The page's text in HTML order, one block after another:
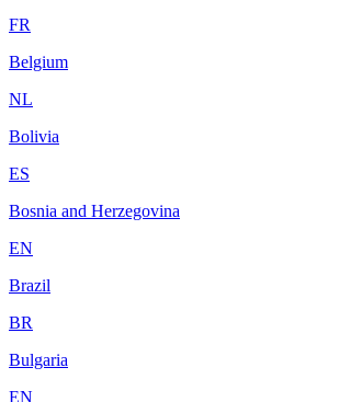
FR
Belgium
NL
Bolivia
ES
Bosnia and Herzegovina
EN
Brazil
BR
Bulgaria
EN